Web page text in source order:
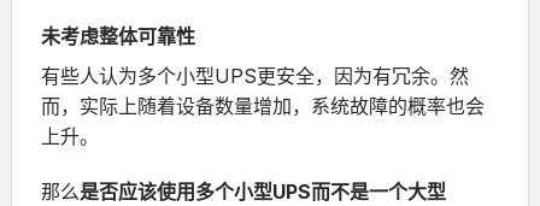
未考虑整体可靠性
有些人认为多个小型UPS更安全，因为有冗余。然
而，实际上随着设备数量增加，系统故障的概率也会
上升。
那么是否应该使用多个小型UPS而不是一个大型